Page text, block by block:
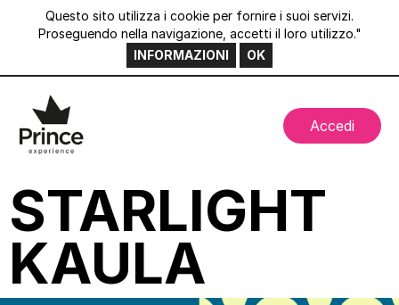
Questo sito utilizza i cookie per fornire i suoi servizi.
Proseguendo nella navigazione, accetti il loro utilizzo."
INFORMAZIONI
OK
Accedi
STARLIGHT
KAULA